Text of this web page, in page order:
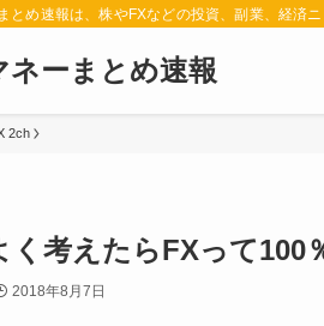
とめ速報は、株やFXなどの投資、副業、経済
ネーまとめ速報
2ch
く考えたらFXって100
2018年8月7日